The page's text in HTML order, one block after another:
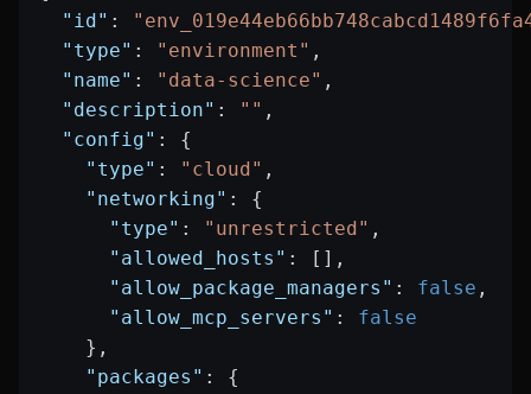
  "id"
:
  "type"
: "environment" ,
  "name"
: "data-science" ,
  "description"
: "" ,
  "config"
: {
    "type"
: "cloud" ,
    "networking"
: {
      "type"
: "unrestricted" ,
      "allowed_hosts"
: [],
      "allow_package_managers"
: false ,
      "allow_mcp_servers"
: false
    },
    "packages"
: {